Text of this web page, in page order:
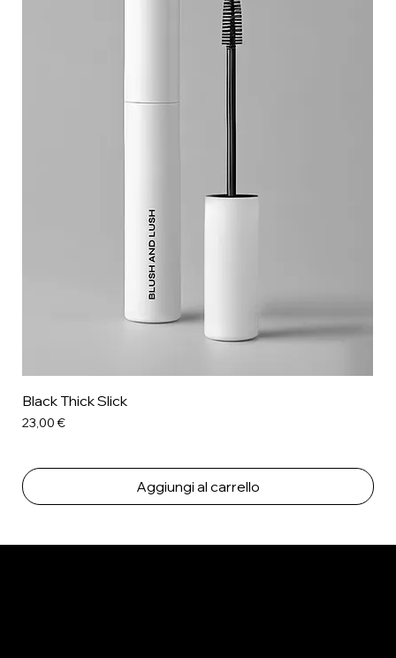
Black Thick Slick
Prezzo
23,00 €
Aggiungi al carrello